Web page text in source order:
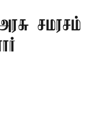
சமரசம்